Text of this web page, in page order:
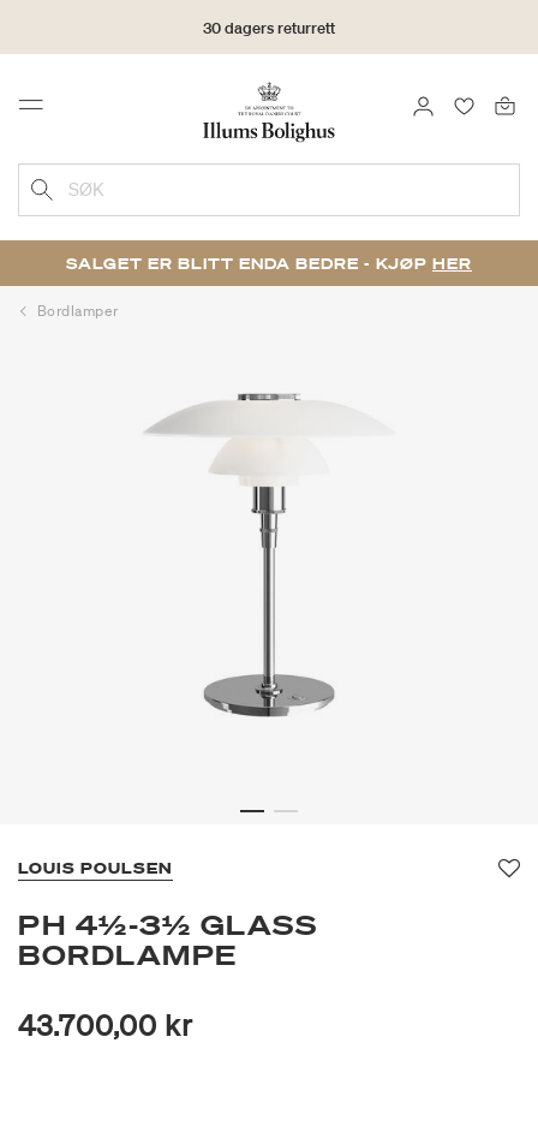
30 dagers returrett
Menu LOGG INN
SØK
SALGET ER BLITT ENDA BEDRE - KJØP HER
Bordlamper
LOUIS POULSEN
PH 4½-3½ GLASS
BORDLAMPE
43.700,00 kr